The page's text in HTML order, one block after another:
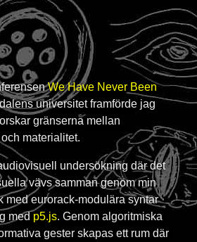
We Have Never Been
universitet framförde jag
gränserna mellan
materialitet.
undersökning där det
vävs samman genom min
med eurorack-modulära syntar
med p5.js. Genom algoritmiska
gester skapas ett rum där